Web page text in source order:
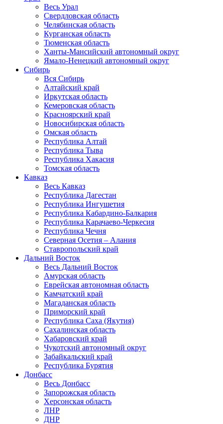
Весь Урал
Свердловская область
Челябинская область
Курганская область
Тюменская область
Ханты-Мансийский автономный округ
Ямало-Ненецкий автономный округ
Сибирь
Вся Сибирь
Алтайский край
Иркутская область
Кемеровская область
Красноярский край
Новосибирская область
Омская область
Республика Алтай
Республика Тыва
Республика Хакасия
Томская область
Кавказ
Весь Кавказ
Республика Дагестан
Республика Ингушетия
Республика Кабардино-Балкария
Республика Карачаево-Черкесия
Республика Чечня
Северная Осетия – Алания
Ставропольский край
Дальний Восток
Весь Дальний Восток
Амурская область
Еврейская автономная область
Камчатский край
Магаданская область
Приморский край
Республика Саха (Якутия)
Сахалинская область
Хабаровский край
Чукотский автономный округ
Забайкальский край
Республика Бурятия
Донбасс
Весь Донбасс
Запорожская область
Херсонская область
ЛНР
ДНР